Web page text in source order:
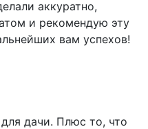
аккуратно,
и рекомендую эту
вам успехов!
дачи. Плюс то, что